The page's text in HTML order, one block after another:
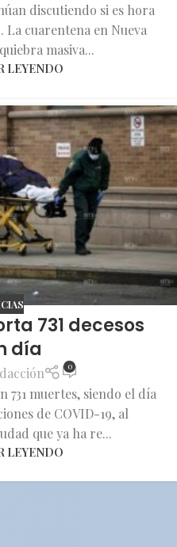
discutiendo si es hora
cuarentena en Nueva
masiva...
LEYENDO
731 decesos
día
0
731 muertes, siendo el día
de COVID-19, al
que ya ha re...
LEYENDO